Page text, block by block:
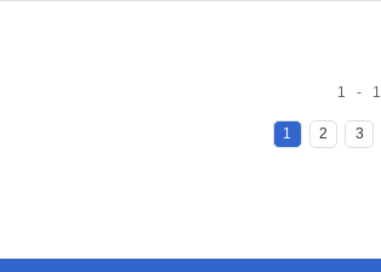
1 -
1 2 3